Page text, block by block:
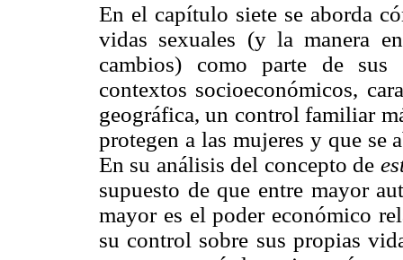
En el capítulo siete se aborda
vidas sexuales (y la manera
cambios) como parte de sus
contextos socioeconómicos,
geográfica, un control familiar
protegen a las mujeres y que se
En su análisis del concepto de
supuesto de que entre mayor
mayor es el poder económico
su control sobre sus propias